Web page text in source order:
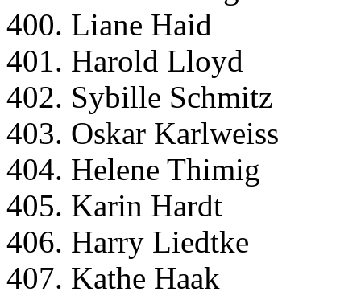
400. Liane Haid
401. Harold Lloyd
402. Sybille Schmitz
403. Oskar Karlweiss
404. Helene Thimig
405. Karin Hardt
406. Harry Liedtke
407. Kathe Haak